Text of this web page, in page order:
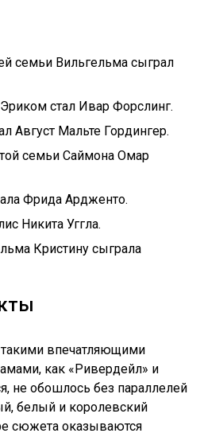
семьи Вильгельма сыграл
стал Ивар Форслинг.
Август Мальте Гордингер.
семьи Саймона Омар
Фрида Ардженто.
Никита Уггла.
Кристину сыграла
такими впечатляющими
как «Ривердейл» и
не обошлось без параллелей
белый и королевский
сюжета оказываются